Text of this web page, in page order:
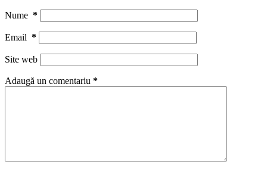
Nume *
Email *
Site web
Adaugă un comentariu *